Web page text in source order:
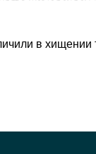
в хищении